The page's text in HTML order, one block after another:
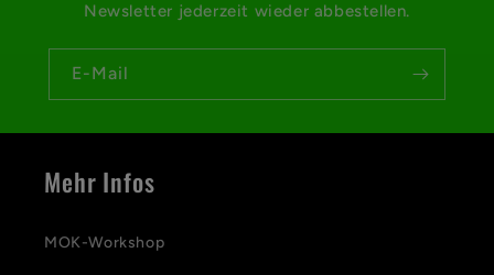
e
Newsletter jederzeit wieder abbestellen.
E-Mail
Mehr Infos
MOK-Workshop